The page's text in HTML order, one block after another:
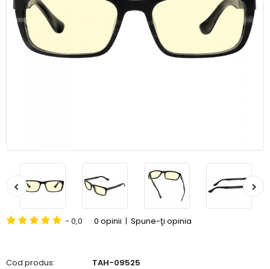
- 0,0 0 opinii | Spune-ţi opinia
Cod produs:
TAH-09525